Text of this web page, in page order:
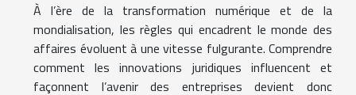
À l’ère de la transformation numérique et de la
mondialisation, les règles qui encadrent le monde des
affaires évoluent à une vitesse fulgurante. Comprendre
comment les innovations juridiques influencent et
façonnent l’avenir des entreprises devient donc